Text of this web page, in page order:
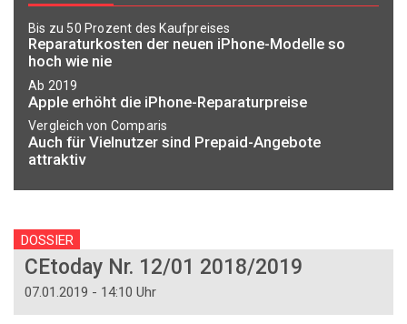
Bis zu 50 Prozent des Kaufpreises
Reparaturkosten der neuen iPhone-Modelle so
hoch wie nie
Ab 2019
Apple erhöht die iPhone-Reparaturpreise
Vergleich von Comparis
Auch für Vielnutzer sind Prepaid-Angebote
attraktiv
DOSSIER
CEtoday Nr. 12/01 2018/2019
07.01.2019 - 14:10 Uhr